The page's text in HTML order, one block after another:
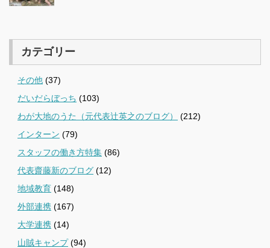
カテゴリー
その他 (37)
だいだらぼっち (103)
わが大地のうた（元代表辻英之のブログ）
(212)
インターン (79)
スタッフの働き方特集 (86)
代表齋藤新のブログ (12)
地域教育 (148)
外部連携 (167)
大学連携 (14)
山賊キャンプ(94)